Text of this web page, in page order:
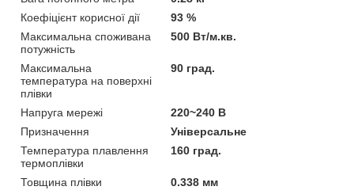
Коефіцієнт корисної дії
93 %
Максимальна споживана
потужність
500 Вт/м.кв.
Максимальна
температура на поверхні
плівки
90 град.
Напруга мережі
220~240 В
Призначення
Універсальне
Температура плавлення
термоплівки
160 град.
Товщина плівки
0.338 мм